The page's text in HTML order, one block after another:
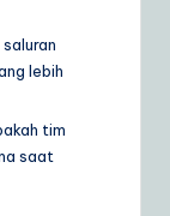
lebih
tim
saat